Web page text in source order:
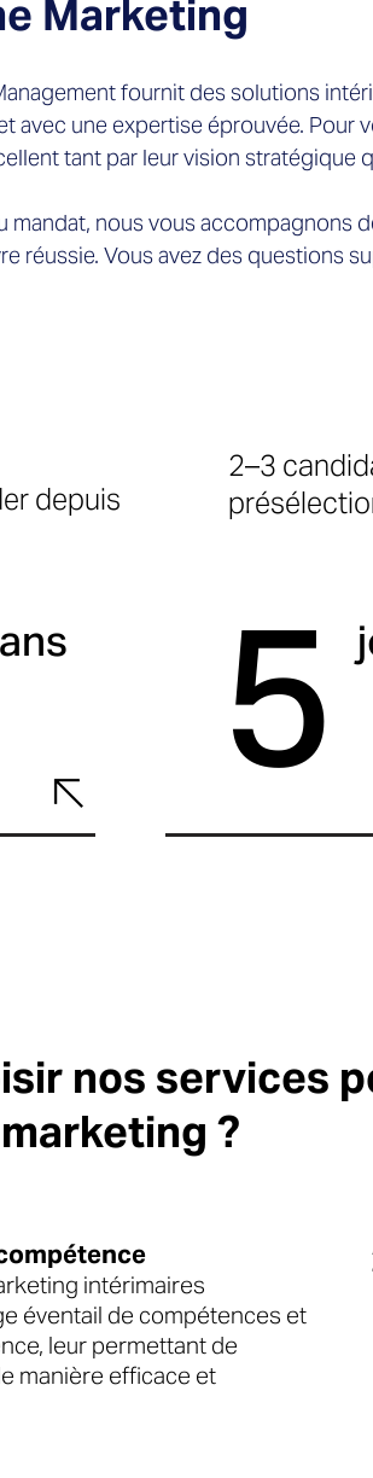
Marketing
fournit des solutions
avec une expertise éprouvée. Pour
tant par leur vision stratégique
mandat, nous vous accompagnons
réussie. Vous avez des questions
depuis
2–3
ans 5
nos services
?
intérimaires
éventail de compétences et
leur permettant de
manière efficace et